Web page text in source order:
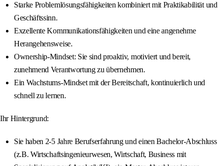
Starke Problemlösungsfähigkeiten kombiniert mit Praktikabilität und
Geschäftssinn.
Exzellente Kommunikationsfähigkeiten und eine angenehme
Herangehensweise.
Ownership-Mindset: Sie sind proaktiv, motiviert und bereit,
zunehmend Verantwortung zu übernehmen.
Ein Wachstums-Mindset mit der Bereitschaft, kontinuierlich und
schnell zu lernen.
Ihr Hintergrund:
Sie haben 2-5 Jahre Berufserfahrung und einen Bachelor-Abschluss
(z.B. Wirtschaftsingenieurwesen, Wirtschaft, Business mit